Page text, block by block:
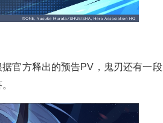
官方释出的预告PV，鬼刃还有一